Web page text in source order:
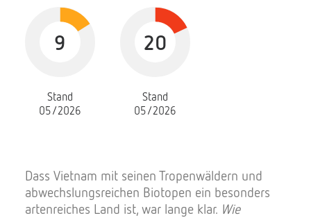
9
Stand
05/2026
20
Stand
05/2026
Dass Vietnam mit seinen Tropenwäldern und
abwechslungsreichen Biotopen ein besonders
artenreiches Land ist, war lange klar. Wie